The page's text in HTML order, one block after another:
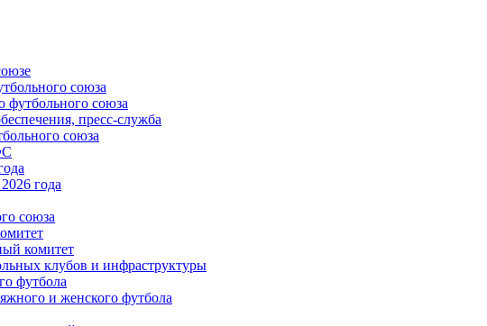
союза
союза
пресс-служба
союза
года
союза
комитет
клубов и инфраструктуры
футбола
и женского футбола